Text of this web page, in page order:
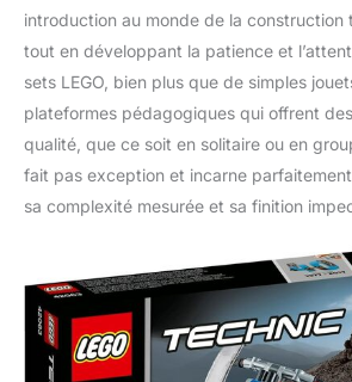
introduction au monde de la construction
tout en développant la patience et
sets LEGO, bien plus que de simples
plateformes pédagogiques qui offrent
qualité, que ce soit en solitaire ou en
fait pas exception et incarne
sa complexité mesurée et sa finition